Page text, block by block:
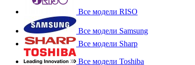
Все модели RISO
Все модели Samsung
Все модели Sharp
Все модели Toshiba